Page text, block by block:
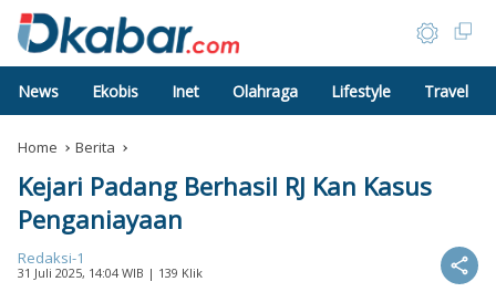
News Ekobis Inet Olahraga Lifestyle Travel
Home Berita
Kejari Padang Berhasil RJ Kan Kasus
Penganiayaan
Redaksi-1
31 Juli 2025, 14:04 WIB | 139 Klik